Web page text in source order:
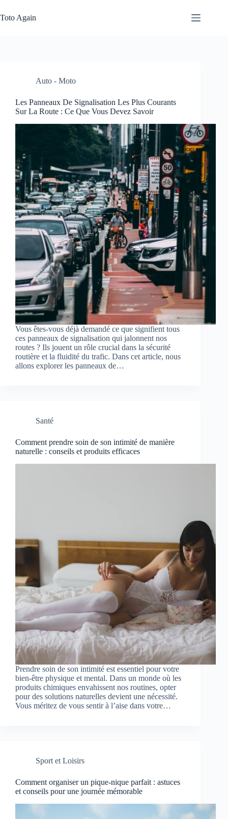
au
contenu
Toto Again
Auto - Moto
Les Panneaux De Signalisation Les Plus Courants
Sur La Route : Ce Que Vous Devez Savoir
Vous êtes-vous déjà demandé ce que signifient tous
ces panneaux de signalisation qui jalonnent nos
routes ? Ils jouent un rôle crucial dans la sécurité
routière et la fluidité du trafic. Dans cet article, nous
allons explorer les panneaux de…
Santé
Comment prendre soin de son intimité de manière
naturelle : conseils et produits efficaces
Prendre soin de son intimité est essentiel pour votre
bien-être physique et mental. Dans un monde où les
produits chimiques envahissent nos routines, opter
pour des solutions naturelles devient une nécessité.
Vous méritez de vous sentir à l’aise dans votre…
Sport et Loisirs
Comment organiser un pique-nique parfait : astuces
et conseils pour une journée mémorable